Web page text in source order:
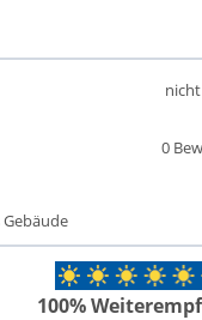
0
100%